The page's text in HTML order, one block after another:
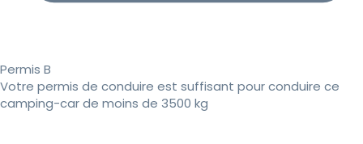
Permis B
Votre permis de conduire est suffisant pour conduire ce
camping-car de moins de 3500 kg